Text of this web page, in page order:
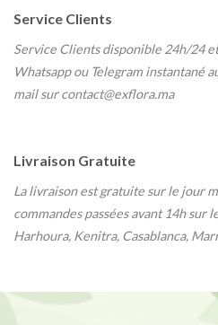
Service Clients
Service Clients disponible 24h/24
Whatsapp ou Telegram instantané
mail sur contact@exflora.ma
Livraison Gratuite
La livraison est gratuite sur le jour
commandes passées avant 14h sur
Harhoura, Kenitra, Casablanca,